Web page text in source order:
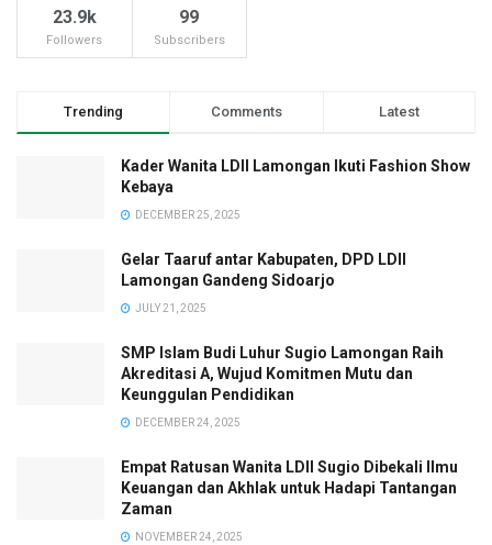
23.9k
Followers
99
Subscribers
Trending Comments Latest
Kader Wanita LDII Lamongan Ikuti Fashion Show
Kebaya
DECEMBER 25, 2025
Gelar Taaruf antar Kabupaten, DPD LDII
Lamongan Gandeng Sidoarjo
JULY 21, 2025
SMP Islam Budi Luhur Sugio Lamongan Raih
Akreditasi A, Wujud Komitmen Mutu dan
Keunggulan Pendidikan
DECEMBER 24, 2025
Empat Ratusan Wanita LDII Sugio Dibekali Ilmu
Keuangan dan Akhlak untuk Hadapi Tantangan
Zaman
NOVEMBER 24, 2025